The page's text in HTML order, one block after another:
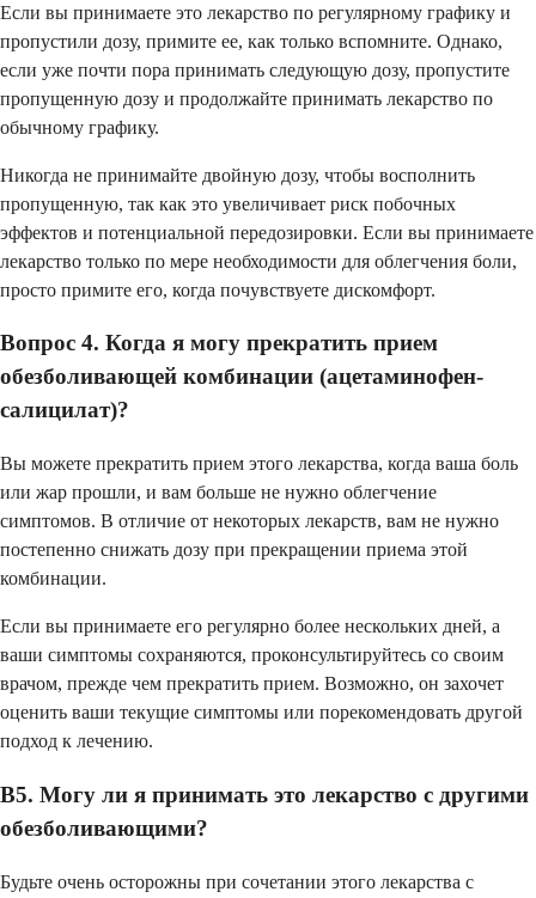
Если вы принимаете это лекарство по регулярному графику и
пропустили дозу, примите ее, как только вспомните. Однако,
если уже почти пора принимать следующую дозу, пропустите
пропущенную дозу и продолжайте принимать лекарство по
обычному графику.
Никогда не принимайте двойную дозу, чтобы восполнить
пропущенную, так как это увеличивает риск побочных
эффектов и потенциальной передозировки. Если вы принимаете
лекарство только по мере необходимости для облегчения боли,
просто примите его, когда почувствуете дискомфорт.
Вопрос 4. Когда я могу прекратить прием
обезболивающей комбинации (ацетаминофен-
салицилат)?
Вы можете прекратить прием этого лекарства, когда ваша боль
или жар прошли, и вам больше не нужно облегчение
симптомов. В отличие от некоторых лекарств, вам не нужно
постепенно снижать дозу при прекращении приема этой
комбинации.
Если вы принимаете его регулярно более нескольких дней, а
ваши симптомы сохраняются, проконсультируйтесь со своим
врачом, прежде чем прекратить прием. Возможно, он захочет
оценить ваши текущие симптомы или порекомендовать другой
подход к лечению.
В5. Могу ли я принимать это лекарство с другими
обезболивающими?
Будьте очень осторожны при сочетании этого лекарства с